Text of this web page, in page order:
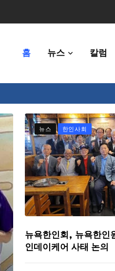
홈 뉴스 칼럼
뉴스 한인사회
뉴욕한인회, 뉴욕한인
인데이케어 사태 논의